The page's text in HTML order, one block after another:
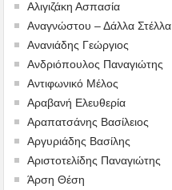
Αλιγιζάκη Ασπασία
Αναγνώστου – Δάλλα Στέλλα
Ανανιάδης Γεώργιος
Ανδριόπουλος Παναγιώτης
Αντιφωνικό Μέλος
Αραβανή Ελευθερία
Αραπατσάνης Βασίλειος
Αργυριάδης Βασίλης
Αριστοτελίδης Παναγιώτης
Άρση Θέση